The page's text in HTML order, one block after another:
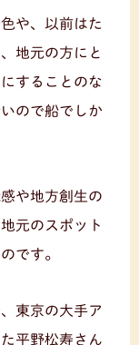
や、以前はた
地元の方にと
することのな
ので船でしか
や地方創生の
元のスポット
です。
東京の大手ア
平野松寿さん